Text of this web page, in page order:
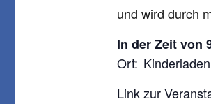
und wird durch
In der Zeit von
Ort:
Link zur